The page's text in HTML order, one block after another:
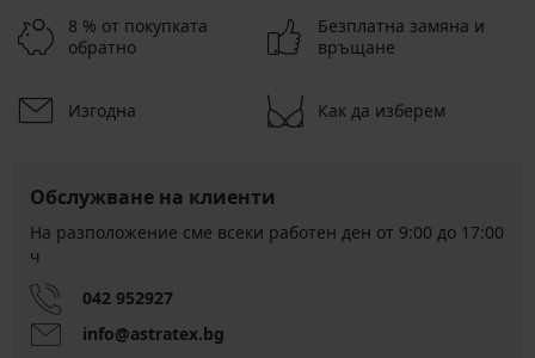
8 % от покупката
обратно
Безплатна замяна и
връщане
Изгодна Как да изберем
Обслужване на клиенти
На разположение сме всеки работен ден от 9:00 до 17:00
ч
042 952927
info@astratex.bg